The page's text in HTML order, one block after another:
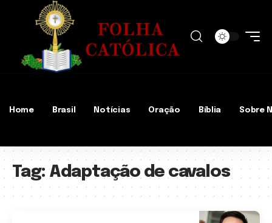
Home Brasil Notícias Oração Bíblia Sobre
Tag: Adaptação de cavalos